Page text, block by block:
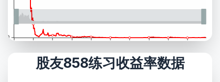
股友858练习收益率数据